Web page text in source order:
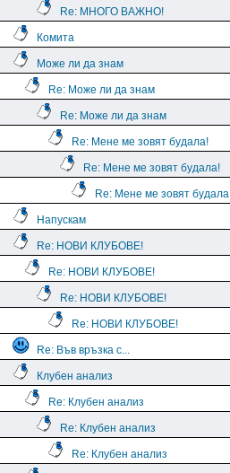
Re: МНОГО ВАЖНО!
Комита
Може ли да знам
Re: Може ли да знам
Re: Може ли да знам
Re: Мене ме зовят будала!
Re: Мене ме зовят будала!
Re: Мене ме зовят
Напускам
Re: НОВИ КЛУБОВЕ!
Re: НОВИ КЛУБОВЕ!
Re: НОВИ КЛУБОВЕ!
Re: НОВИ КЛУБОВЕ!
Re: Във връзка с...
Клубен анализ
Re: Клубен анализ
Re: Клубен анализ
Re: Клубен анализ